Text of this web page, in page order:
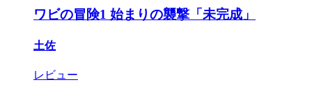
ワビの冒険1 始まりの襲撃「未完成」
土佐
レビュー